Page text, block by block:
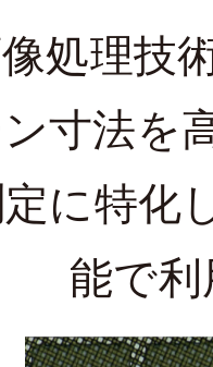
処理技
寸法を
に特化
能で